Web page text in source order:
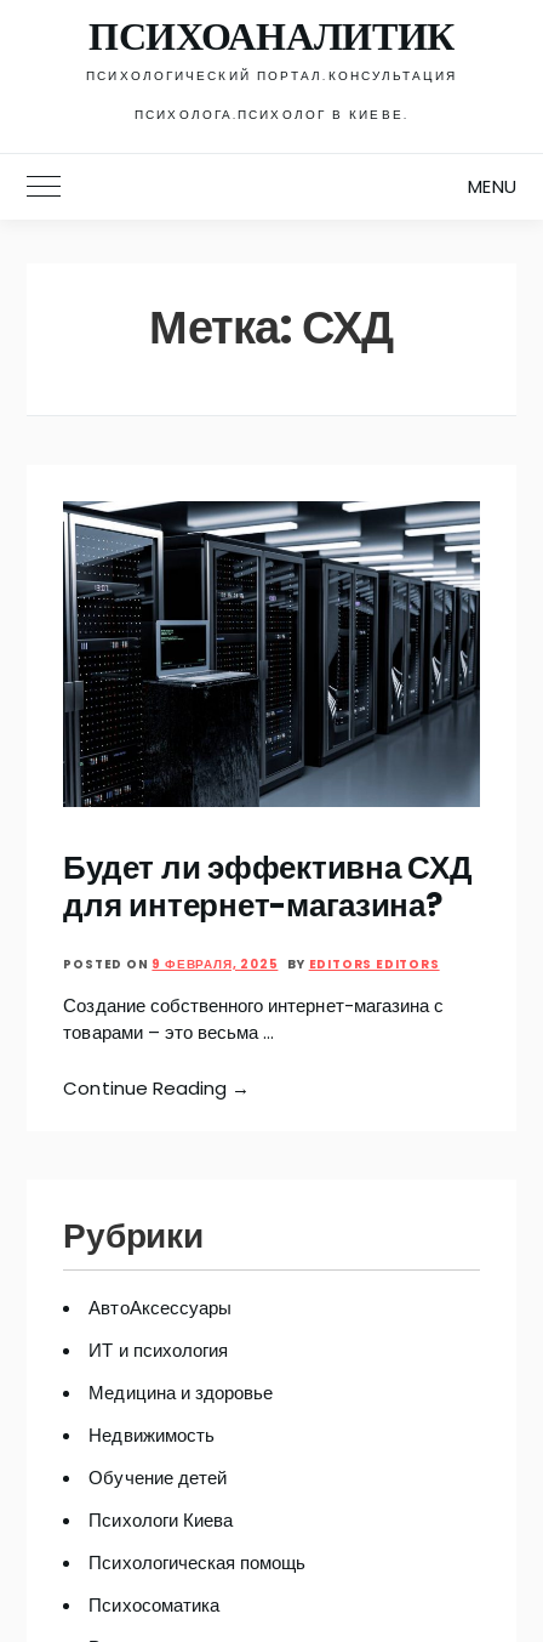
ПСИХОАНАЛИТИК
ПСИХОЛОГИЧЕСКИЙ ПОРТАЛ.КОНСУЛЬТАЦИЯ
ПСИХОЛОГА.ПСИХОЛОГ В КИЕВЕ.
Toggle Main Menu MENU
Метка:СХД
Будет ли эффективна СХД
для интернет-магазина?
POSTED ON 9 ФЕВРАЛЯ, 2025 BY EDITORS EDITORS
Создание собственного интернет-магазина с
товарами – это весьма …
Continue Reading →
Рубрики
АвтоАксессуары
ИТ и психология
Медицина и здоровье
Недвижимость
Обучение детей
Психологи Киева
Психологическая помощь
Психосоматика